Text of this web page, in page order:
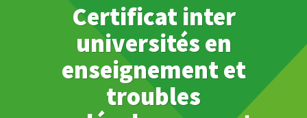
Certificat inter
universités en
enseignement et
troubles